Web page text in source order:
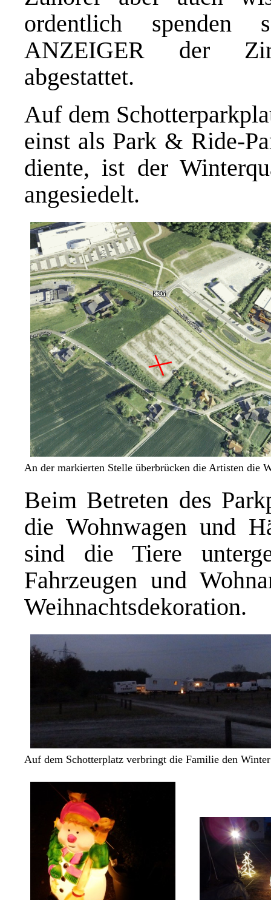
ordentlich
ANZEIGER der
abgestattet.
Auf dem
einst als Park & Ride-
diente, ist der
angesiedelt.
An der markierten Stelle überbrücken die Artisten die
Beim Betreten des
die Wohnwagen und
sind die Tiere
Fahrzeugen und
Weihnachtsdekoration.
Auf dem Schotterplatz verbringt die Familie den Winter